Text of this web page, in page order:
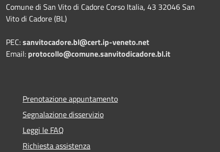
Comune di San Vito di Cadore Corso Italia, 43 32046 San
Vito di Cadore (BL)
PEC:sanvitocadore.bl@cert.ip-veneto.net
Email: protocollo@comune.sanvitodicadore.bl.it
Prenotazione appuntamento
Segnalazione disservizio
Leggi le FAQ
Richiesta assistenza